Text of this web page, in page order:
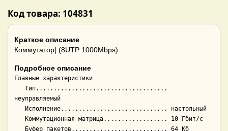
Код товара: 104831
Краткое описание
Коммутатор| (8UTP 1000Mbps)
Подробное описание
Главные характеристики
неуправляемый